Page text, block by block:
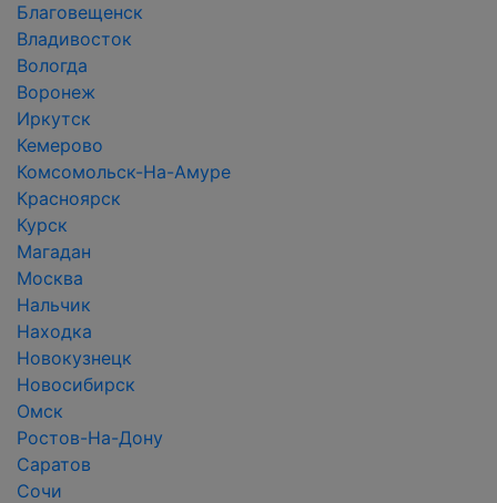
Благовещенск
Владивосток
Вологда
Воронеж
Иркутск
Кемерово
Комсомольск-На-Амуре
Красноярск
Курск
Магадан
Москва
Нальчик
Находка
Новокузнецк
Новосибирск
Омск
Ростов-На-Дону
Саратов
Сочи